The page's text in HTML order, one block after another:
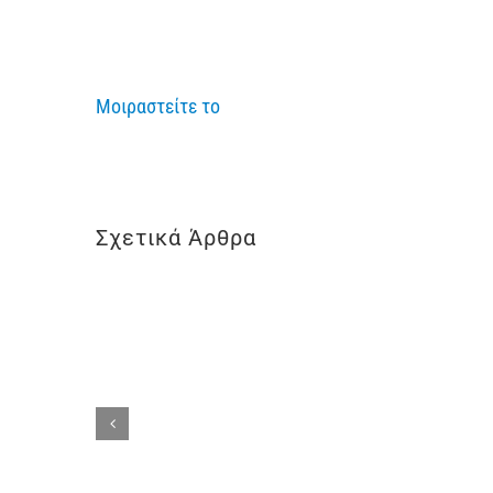
Μοιραστείτε το
Σχετικά Άρθρα